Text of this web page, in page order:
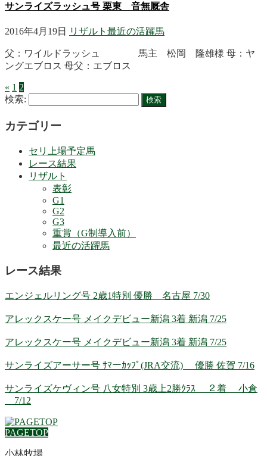
サンライズラッシュ号 栗東 音無厩舎
2016年4月19日 リザルト 最近の活躍馬
父：ワイルドラッシュ 馬主 松岡 隆雄様 母：ヤ
ングエブロス 母父：エブロス
« 1 2
検索:
カテゴリー
セリ上場予定馬
レース結果
リザルト
表彰
G1
G2
G3
重賞（G制導入前）
最近の活躍馬
レース結果
エンジェルリング号 2歳1特別 優勝 名古屋 7/30
アレックスケー号 メイクデビュー新潟 3着 新潟 7/25
アレックスケー号 メイクデビュー新潟 3着 新潟 7/25
サンライズアーサー号 ｻﾏーｶｯﾌﾟ(JRA交流) 優勝 佐賀 7/16
サンライズケヴィン号 八女特別 3歳上2勝ｸﾗｽ ２着 小倉
7/12
PAGETOP
小林牧場